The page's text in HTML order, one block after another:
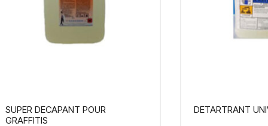
SUPER DECAPANT POUR
GRAFFITIS
DETARTRANT